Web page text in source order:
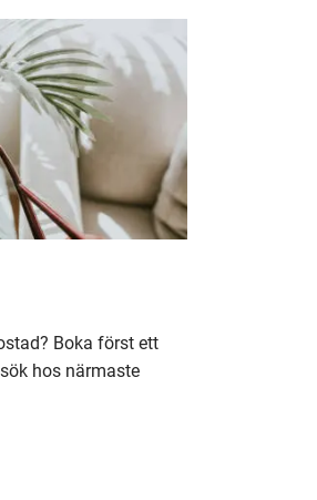
Boka först ett
hos närmaste